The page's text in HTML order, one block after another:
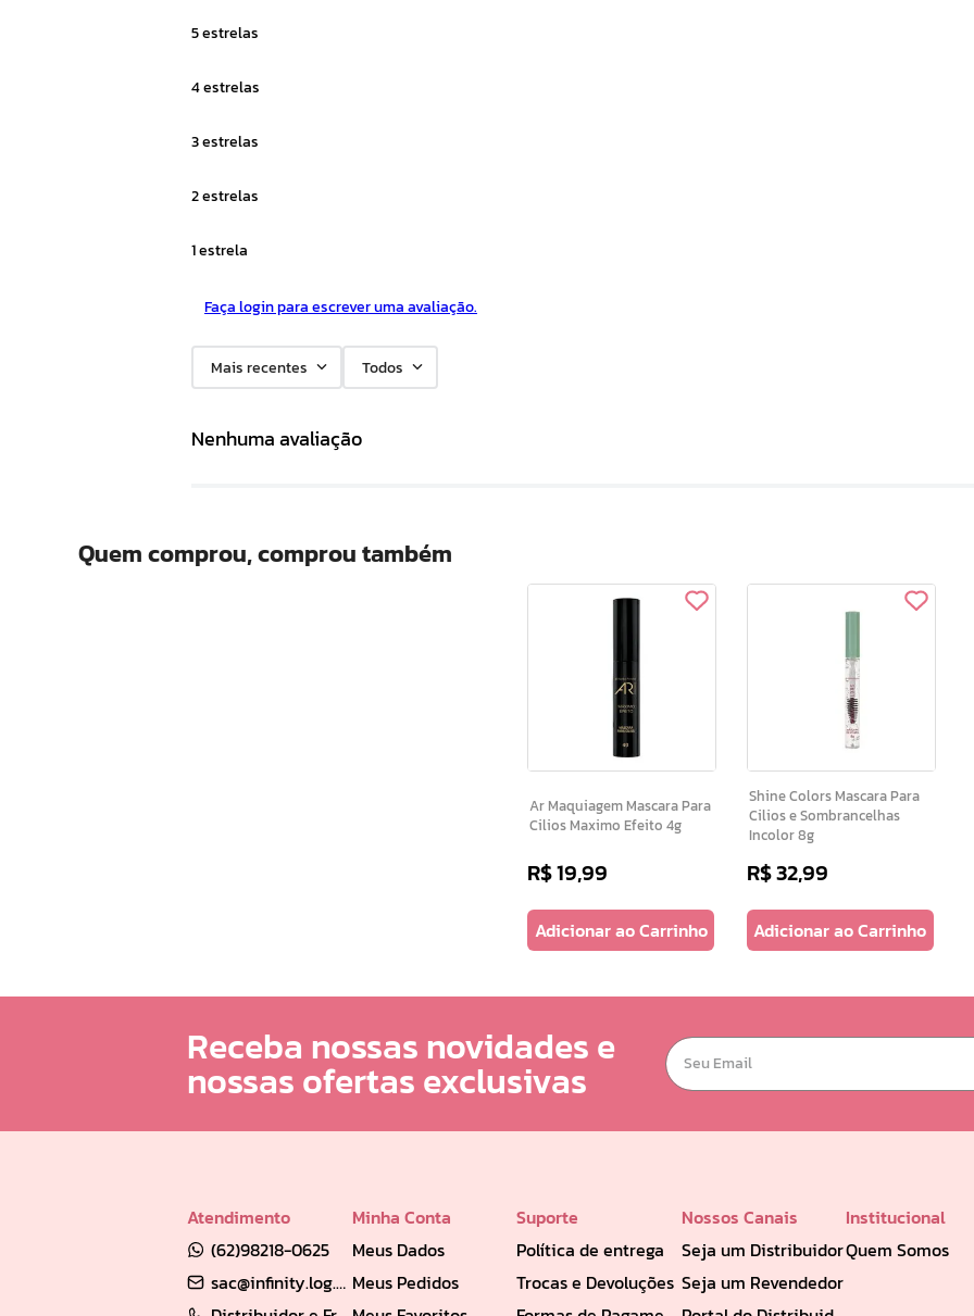
5 estrelas
4 estrelas
3 estrelas
2 estrelas
1 estrela
Faça login para escrever uma avaliação.
Mais recentes Todos
Nenhuma avaliação
Quem comprou, comprou também
Ar Maquiagem Mascara Para
Cilios Maximo Efeito 4g
R$19,99
Adicionar ao Carrinho
Shine Colors Mascara Para
Cilios e Sombrancelhas
Incolor 8g
R$32,99
Adicionar ao Carrinho
Receba nossas novidades e
nossas ofertas exclusivas
Atendimento
(62)98218-0625
sac@infinity.log.br
Minha Conta
Meus Dados
Meus Pedidos
Suporte
Política de entrega
Trocas e Devoluções
Nossos Canais
Seja um Distribuidor
Seja um Revendedor
Institucional
Quem Somos